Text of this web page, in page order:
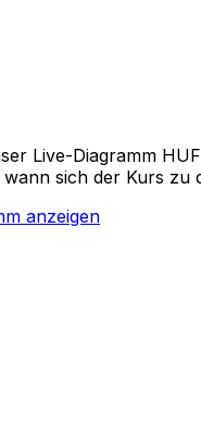
Live-Diagramm
sich der Kurs
anzeigen